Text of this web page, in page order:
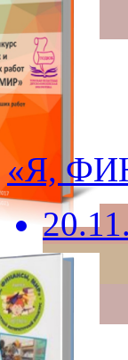
«Я,
6+